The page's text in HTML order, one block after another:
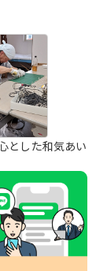
とした和気あい